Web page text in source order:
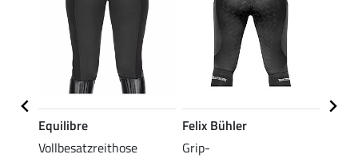
Equilibre
Vollbesatzreithose
Felix Bühler
Grip-